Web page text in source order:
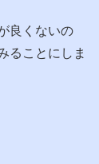
良くないの
ることにしま